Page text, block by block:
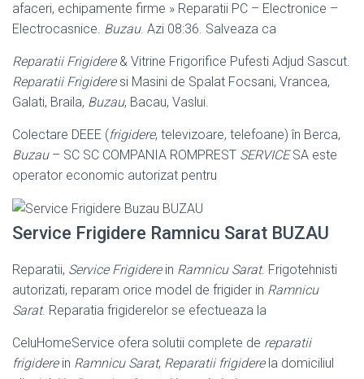
afaceri, echipamente firme » Reparatii PC – Electronice –
Electrocasnice. Buzau. Azi 08:36. Salveaza ca
Reparatii Frigidere& Vitrine Frigorifice Pufesti Adjud Sascut.
Reparatii Frigideresi Masini de Spalat Focsani, Vrancea,
Galati, Braila, Buzau, Bacau, Vaslui.
Colectare DEEE (frigidere, televizoare, telefoane) în Berca,
Buzau– SC SC COMPANIA ROMPREST SERVICESA este
operator economic autorizat pentru
Service Frigidere Ramnicu Sarat BUZAU
Reparatii, Service Frigiderein Ramnicu Sarat. Frigotehnisti
autorizati, reparam orice model de frigider in Ramnicu
Sarat. Reparatia frigiderelor se efectueaza la
CeluHomeService ofera solutii complete de reparatii
frigiderein Ramnicu Sarat, Reparatii frigiderela domiciliul